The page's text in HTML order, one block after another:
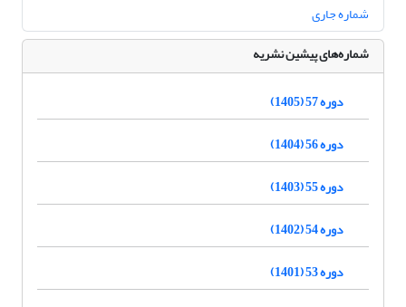
شماره جاری
شماره‌های پیشین نشریه
دوره 57 (1405)
دوره 56 (1404)
دوره 55 (1403)
دوره 54 (1402)
دوره 53 (1401)